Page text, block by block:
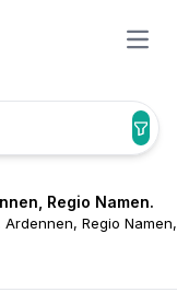
Regio Namen.
Regio Namen,